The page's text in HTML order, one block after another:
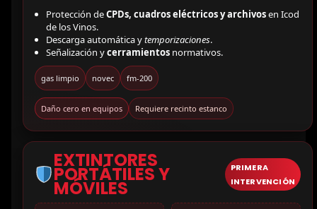
Protección deCPDs, cuadros eléctricos y archivosen Icod
de los Vinos.
Descarga automática ytemporizaciones.
Señalización ycerramientosnormativos.
gas limpio novec fm-200
Daño cero en equipos Requiere recinto estanco
EXTINTORES
PORTÁTILES Y
MÓVILES
PRIMERA
INTERVENCIÓN